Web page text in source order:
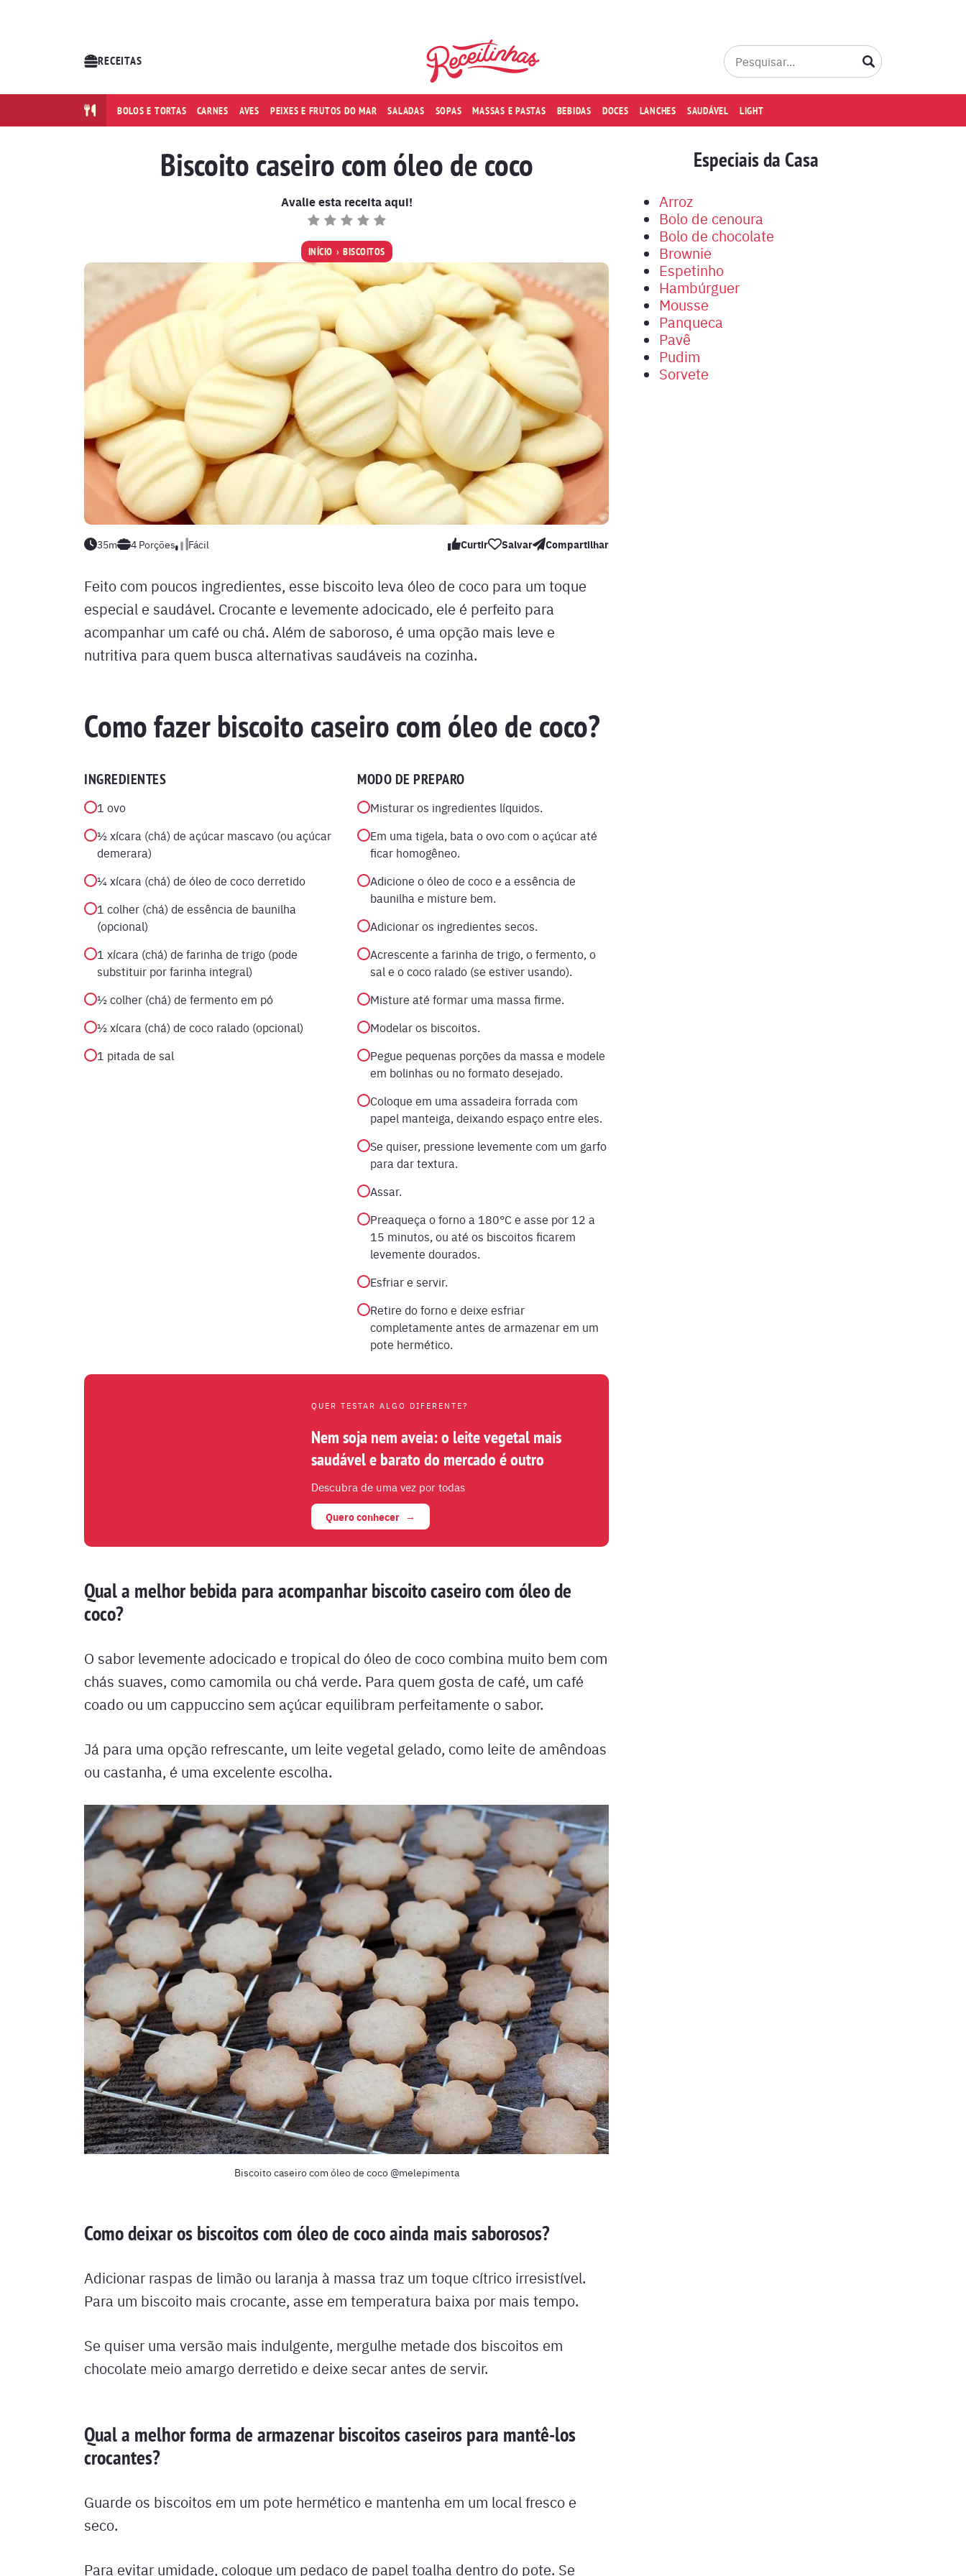
RECEITAS
BOLOS E TORTAS CARNES AVES PEIXES E FRUTOS DO MAR SALADAS SOPAS MASSAS E PASTAS BEBIDAS DOCES LANCHES SAUDÁVEL LIGHT
Biscoito caseiro com óleo de coco
Avalie esta receita aqui!
INÍCIO BISCOITOS
35m 4 Porções Fácil Curtir Salvar Compartilhar
Feito com poucos ingredientes, esse biscoito leva óleo de coco para um toque
especial e saudável. Crocante e levemente adocicado, ele é perfeito para
acompanhar um café ou chá. Além de saboroso, é uma opção mais leve e
nutritiva para quem busca alternativas saudáveis na cozinha.
Como fazer biscoito caseiro com óleo de coco?
INGREDIENTES
1 ovo
½ xícara (chá) de açúcar mascavo (ou açúcar
demerara)
¼ xícara (chá) de óleo de coco derretido
1 colher (chá) de essência de baunilha
(opcional)
1 xícara (chá) de farinha de trigo (pode
substituir por farinha integral)
½ colher (chá) de fermento em pó
½ xícara (chá) de coco ralado (opcional)
1 pitada de sal
MODO DE PREPARO
Misturar os ingredientes líquidos.
Em uma tigela, bata o ovo com o açúcar até
ficar homogêneo.
Adicione o óleo de coco e a essência de
baunilha e misture bem.
Adicionar os ingredientes secos.
Acrescente a farinha de trigo, o fermento, o
sal e o coco ralado (se estiver usando).
Misture até formar uma massa firme.
Modelar os biscoitos.
Pegue pequenas porções da massa e modele
em bolinhas ou no formato desejado.
Coloque em uma assadeira forrada com
papel manteiga, deixando espaço entre eles.
Se quiser, pressione levemente com um garfo
para dar textura.
Assar.
Preaqueça o forno a 180°C e asse por 12 a
15 minutos, ou até os biscoitos ficarem
levemente dourados.
Esfriar e servir.
Retire do forno e deixe esfriar
completamente antes de armazenar em um
pote hermético.
QUER TESTAR ALGO DIFERENTE?
Nem soja nem aveia: o leite vegetal mais
saudável e barato do mercado é outro
Descubra de uma vez por todas
Quero conhecer
Qual a melhor bebida para acompanhar biscoito caseiro com óleo de
coco?
O sabor levemente adocicado e tropical do óleo de coco combina muito bem com
chás suaves, como camomila ou chá verde. Para quem gosta de café, um café
coado ou um cappuccino sem açúcar equilibram perfeitamente o sabor.
Já para uma opção refrescante, um leite vegetal gelado, como leite de amêndoas
ou castanha, é uma excelente escolha.
Biscoito caseiro com óleo de coco @melepimenta
Como deixar os biscoitos com óleo de coco ainda mais saborosos?
Adicionar raspas de limão ou laranja à massa traz um toque cítrico irresistível.
Para um biscoito mais crocante, asse em temperatura baixa por mais tempo.
Se quiser uma versão mais indulgente, mergulhe metade dos biscoitos em
chocolate meio amargo derretido e deixe secar antes de servir.
Qual a melhor forma de armazenar biscoitos caseiros para mantê-los
crocantes?
Guarde os biscoitos em um pote hermético e mantenha em um local fresco e
seco.
Para evitar umidade, coloque um pedaço de papel toalha dentro do pote. Se
Especiais da Casa
Arroz
Bolo de cenoura
Bolo de chocolate
Brownie
Espetinho
Hambúrguer
Mousse
Panqueca
Pavê
Pudim
Sorvete